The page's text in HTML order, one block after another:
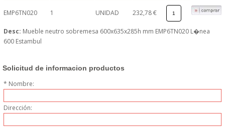
HIGIENE Y PROTECCION
PERSONAL
LIMPIEZA
EMP6TN020 1 UNIDAD 232,78 €
Desc: Mueble neutro sobremesa 600x635x285h mm EMP6TN020 L�nea
600 Estambul
Solicitud de informacion productos
* Nombre:
Dirección: